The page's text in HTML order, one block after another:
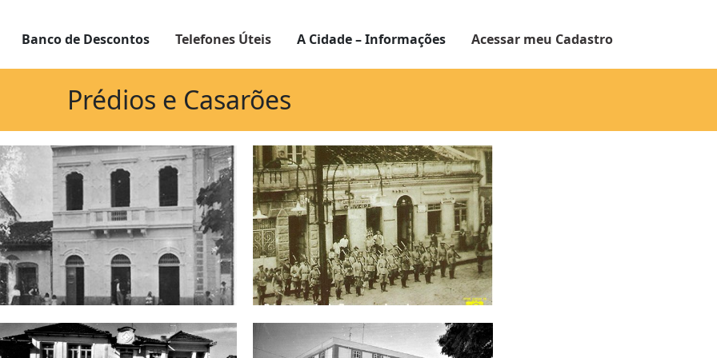
Banco de Descontos Telefones Úteis A Cidade – Informações Acessar meu Cadastro
Prédios e Casarões